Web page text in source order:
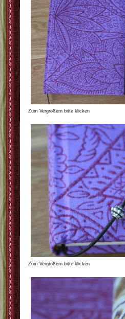
Zum Vergrößern bitte klicken
Zum Vergrößern bitte klicken